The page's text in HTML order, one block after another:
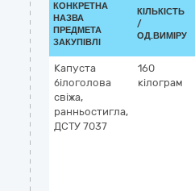
КОНКРЕТНА
НАЗВА
ПРЕДМЕТА
ЗАКУПІВЛІ
КІЛЬКІСТЬ
/
ОД.ВИМІРУ
Капуста
білоголова
свіжа,
ранньостигла,
ДСТУ 7037
160
кілограм